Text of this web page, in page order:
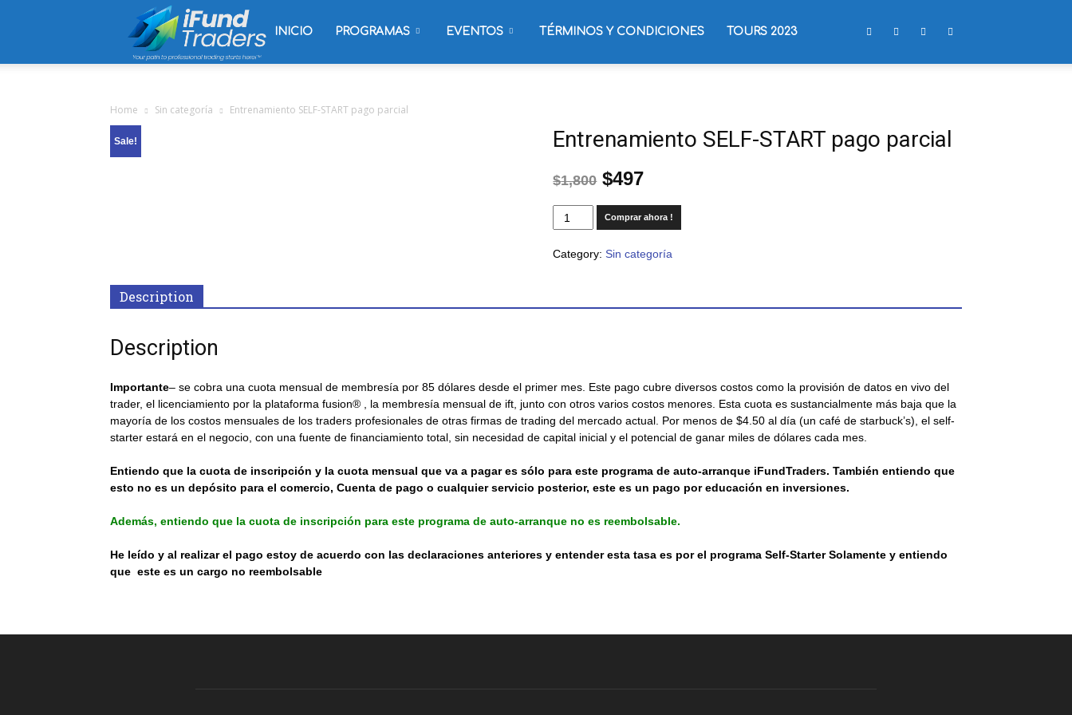
Trading
INICIO PROGRAMAS EVENTOS TÉRMINOS Y CONDICIONES TOURS 2023
Home Sin categoría Entrenamiento SELF-START pago parcial
Sale! Entrenamiento SELF-START pago parcial
$1,800 $497
Comprar ahora !
Category:Sin categoría
Description
Description
Importante– se cobra una cuota mensual de membresía por 85 dólares desde el primer mes. Este pago cubre diversos costos como la provisión de datos en vivo del
trader, el licenciamiento por la plataforma fusion® , la membresía mensual de ift, junto con otros varios costos menores. Esta cuota es sustancialmente más baja que la
mayoría de los costos mensuales de los traders profesionales de otras firmas de trading del mercado actual. Por menos de $4.50 al día (un café de starbuck’s), el self-
starter estará en el negocio, con una fuente de financiamiento total, sin necesidad de capital inicial y el potencial de ganar miles de dólares cada mes.
Entiendo que la cuota de inscripción y la cuota mensual que va a pagar es sólo para este programa de auto-arranque iFundTraders. También entiendo que
esto no es un depósito para el comercio, Cuenta de pago o cualquier servicio posterior, este es un pago por educación en inversiones.
Además, entiendo que la cuota de inscripción para este programa de auto-arranque no es reembolsable.
He leído y al realizar el pago estoy de acuerdo con las declaraciones anteriores y entender esta tasa es por el programa Self-Starter Solamente y entiendo
que este es un cargo no reembolsable